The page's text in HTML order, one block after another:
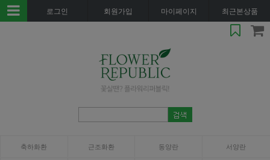
로그인 회원가입 마이페이지 최근본상품
축하화환 근조화환 동양란 서양란